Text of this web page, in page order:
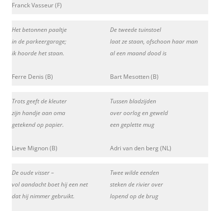
Franck Vasseur (F)
Het betonnen paaltje
in de parkeergarage;
ik hoorde het staan.
Ferre Denis (B)
De tweede tuinstoel
laat ze staan, ofschoon haar man
al een maand dood is
Bart Mesotten (B)
Trots geeft de kleuter
zijn handje aan oma
getekend op papier.
Lieve Mignon (B)
Tussen bladzijden
over oorlog en geweld
een geplette mug
Adri van den berg (NL)
De oude visser –
vol aandacht boet hij een net
dat hij nimmer gebruikt.
Twee wilde eenden
steken de rivier over
lopend op de brug